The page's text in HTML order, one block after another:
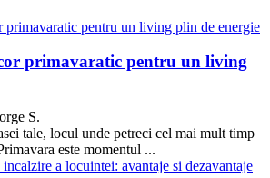
primavaratic pentru un living
S.
tale, locul unde petreci cel mai mult timp
este momentul ...